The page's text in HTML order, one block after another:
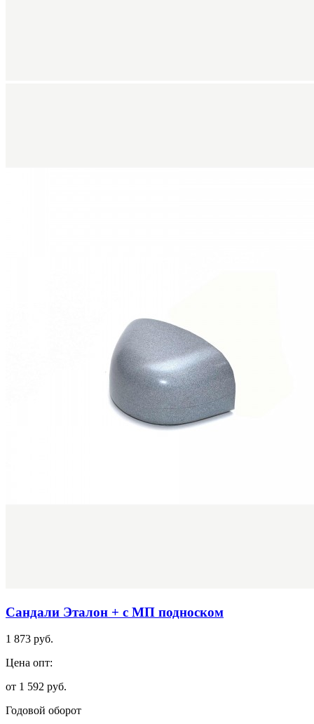
Сандали Эталон + с МП подноском
1 873 руб.
Цена опт:
от 1 592 руб.
Годовой оборот